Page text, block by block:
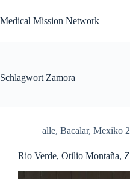
Inhalt
springen
Medical Mission Network
Schlagwort Zamora
alle, Bacalar, Mexiko
Rio Verde, Otilio Montaña,